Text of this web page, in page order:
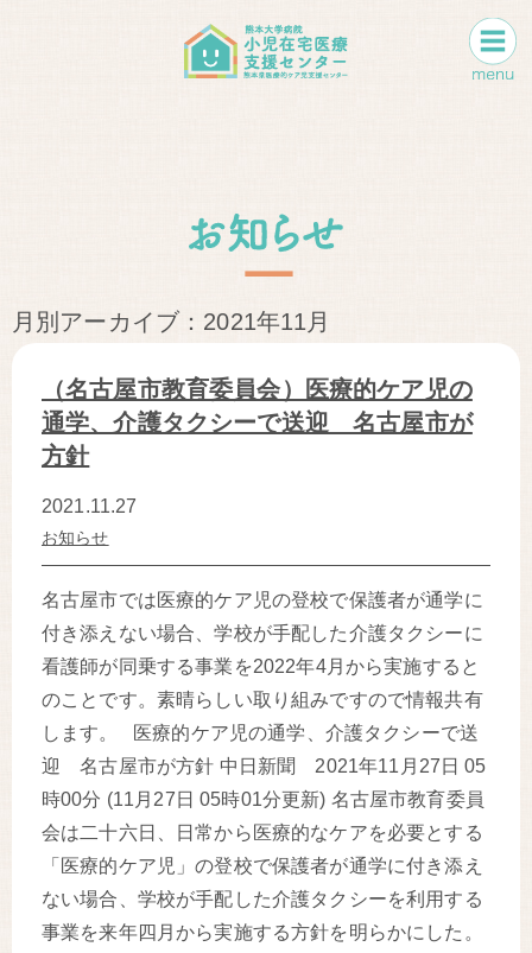
月別アーカイブ：2021年11月
（名古屋市教育委員会）医療的ケア児の
通学、介護タクシーで送迎 名古屋市が
方針
2021.11.27
お知らせ
名古屋市では医療的ケア児の登校で保護者が通学に
付き添えない場合、学校が手配した介護タクシーに
看護師が同乗する事業を2022年4月から実施すると
のことです。素晴らしい取り組みですので情報共有
します。 医療的ケア児の通学、介護タクシーで送
迎 名古屋市が方針 中日新聞 2021年11月27日 05
時00分 (11月27日 05時01分更新) 名古屋市教育委員
会は二十六日、日常から医療的なケアを必要とする
「医療的ケア児」の登校で保護者が通学に付き添え
ない場合、学校が手配した介護タクシーを利用する
事業を来年四月から実施する方針を明らかにした。